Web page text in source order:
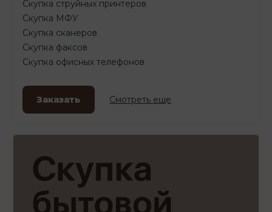
Скупка струйных принтеров
Скупка МФУ
Скупка сканеров
Скупка факсов
Скупка офисных телефонов
Заказать Смотреть еще